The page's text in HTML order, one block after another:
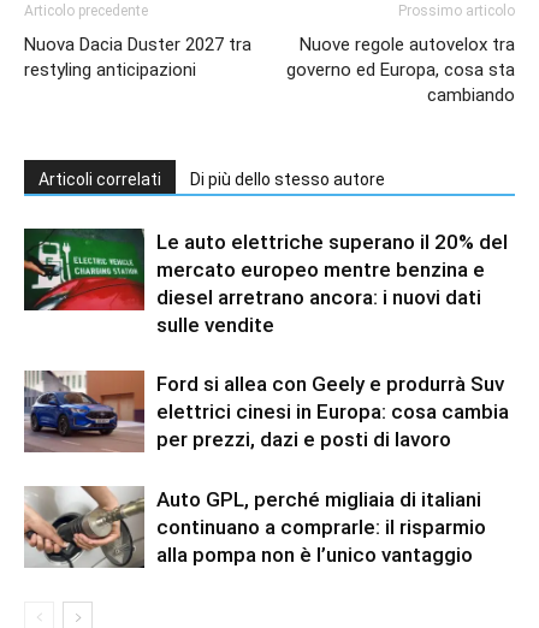
Articolo precedente
Nuova Dacia Duster 2027 tra
restyling anticipazioni
Prossimo articolo
Nuove regole autovelox tra
governo ed Europa, cosa sta
cambiando
Articoli correlati Di più dello stesso autore
Le auto elettriche superano il 20% del
mercato europeo mentre benzina e
diesel arretrano ancora: i nuovi dati
sulle vendite
Ford si allea con Geely e produrrà Suv
elettrici cinesi in Europa: cosa cambia
per prezzi, dazi e posti di lavoro
Auto GPL, perché migliaia di italiani
continuano a comprarle: il risparmio
alla pompa non è l’unico vantaggio